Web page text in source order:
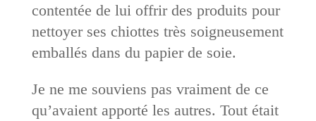
contentée de lui offrir des produits pour
nettoyer ses chiottes très soigneusement
emballés dans du papier de soie.
Je ne me souviens pas vraiment de ce
qu’avaient apporté les autres. Tout était